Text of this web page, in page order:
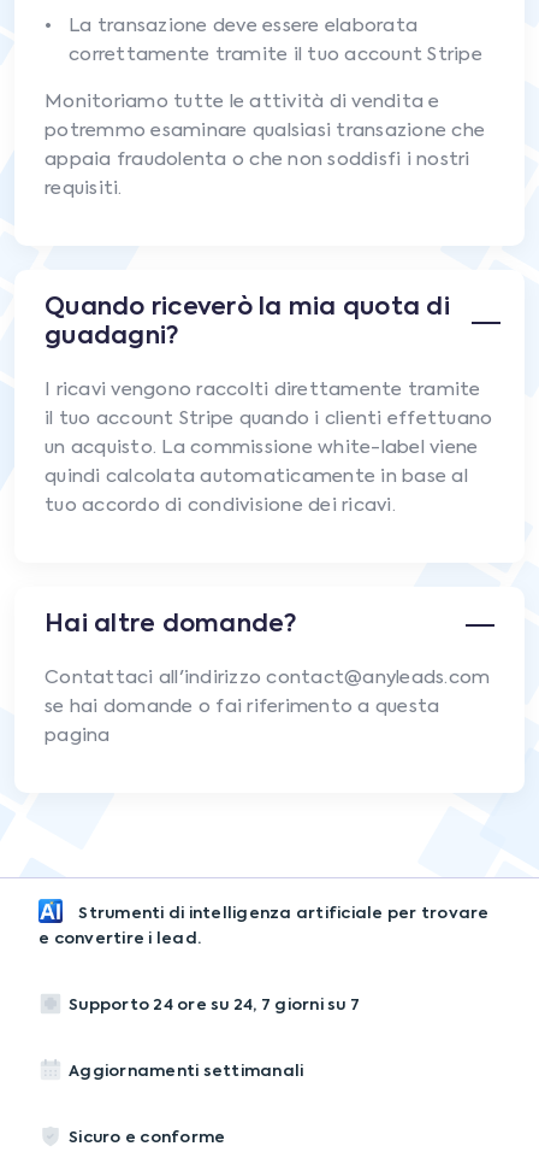
La transazione deve essere elaborata
correttamente tramite il tuo account Stripe
Monitoriamo tutte le attività di vendita e
potremmo esaminare qualsiasi transazione che
appaia fraudolenta o che non soddisfi i nostri
requisiti.
Quando riceverò la mia quota di
guadagni?
I ricavi vengono raccolti direttamente tramite
il tuo account Stripe quando i clienti effettuano
un acquisto. La commissione white-label viene
quindi calcolata automaticamente in base al
tuo accordo di condivisione dei ricavi.
Hai altre domande?
Contattaci all'indirizzo contact@anyleads.com
se hai domande o fai riferimento a questa
pagina
Strumenti di intelligenza artificiale per trovare
e convertire i lead.
Supporto 24 ore su 24, 7 giorni su 7
Aggiornamenti settimanali
Sicuro e conforme